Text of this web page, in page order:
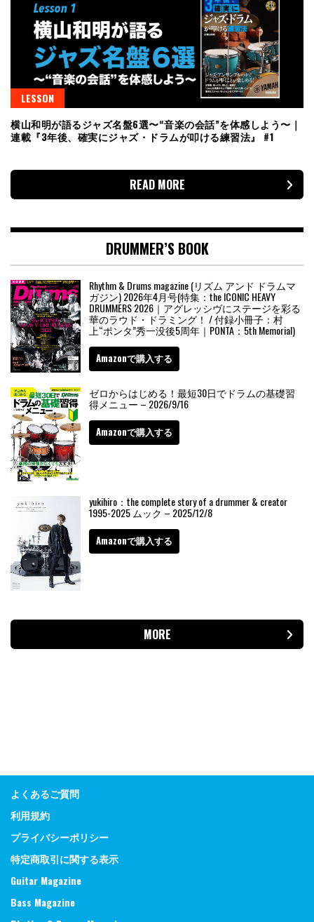
LESSON
横山和明が語るジャズ名盤6選〜“音楽の会話”を体感しよう〜｜
連載『3年後、確実にジャズ・ドラムが叩ける練習法』 #1
READ MORE
DRUMMER’S BOOK
Rhythm & Drums magazine (リズム アンド ドラムマ
ガジン) 2026年4月号(特集：the ICONIC HEAVY
DRUMMERS 2026｜アグレッシヴにステージを彩る
華のラウド・ドラミング！ / 付録小冊子：村
上“ポンタ”秀一没後5周年｜PONTA：5th Memorial)
Amazonで購入する
ゼロからはじめる！最短30日でドラムの基礎習
得メニュー – 2026/9/16
Amazonで購入する
yukihiro：the complete story of a drummer & creator
1995-2025 ムック – 2025/12/8
Amazonで購入する
MORE
よくあるご質問
利用規約
プライバシーポリシー
特定商取引に関する表示
Guitar Magazine
Bass Magazine